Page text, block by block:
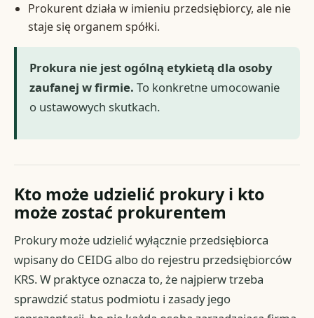
Prokurent działa w imieniu przedsiębiorcy, ale nie
staje się organem spółki.
Prokura nie jest ogólną etykietą dla osoby
zaufanej w firmie. To konkretne umocowanie
o ustawowych skutkach.
Kto może udzielić prokury i kto
może zostać prokurentem
Prokury może udzielić wyłącznie przedsiębiorca
wpisany do CEIDG albo do rejestru przedsiębiorców
KRS. W praktyce oznacza to, że najpierw trzeba
sprawdzić status podmiotu i zasady jego